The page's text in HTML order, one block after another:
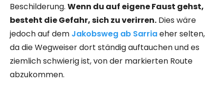
Beschilderung. Wenn du auf eigene Faust gehst,
besteht die Gefahr, sich zu verirren. Dies wäre
jedoch auf dem Jakobsweg ab Sarriaeher selten,
da die Wegweiser dort ständig auftauchen und es
ziemlich schwierig ist, von der markierten Route
abzukommen.